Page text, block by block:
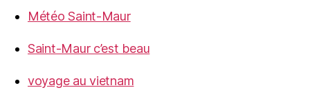
Météo Saint-Maur
Saint-Maur c’est beau
voyage au vietnam